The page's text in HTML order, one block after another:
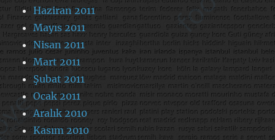
Haziran 2011
Mayıs 2011
Nisan 2011
Mart 2011
Şubat 2011
Ocak 2011
Aralık 2010
Kasım 2010